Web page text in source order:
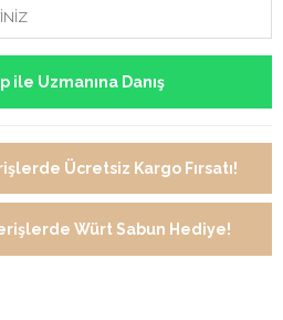
ile Uzmanına Danış
Ücretsiz Kargo Fırsatı!
Würt Sabun Hediye!